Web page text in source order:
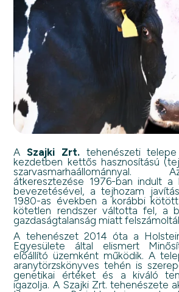
ASzajki Zrt.tehenészeti telepe
kezdetben kettős hasznosítású
átkeresztezése 1976-ban indult a
bevezetésével, a tejhozam
1980-as években a korábbi
kötetlen rendszer váltotta fel, a
gazdaságtalanság miatt
A tehenészet 2014 óta a
Egyesülete által elismert
előállító üzemként működik. A
aranytörzskönyves tehén is
genetikai értéket és a kiváló
igazolja. A Szajki Zrt. tehenészete